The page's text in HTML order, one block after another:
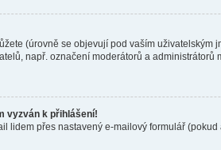
(úrovně se objevují pod vaším
např. označení moderátorů a
vyzván k přihlášení!
lidem přes nastavený e-mailový formulář